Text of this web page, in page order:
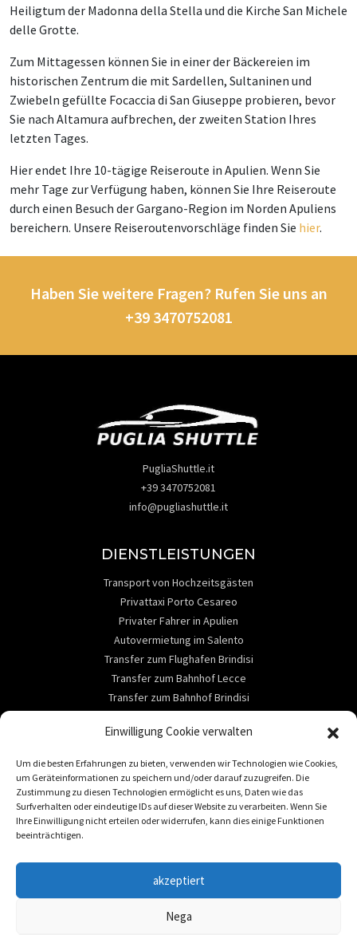
Einwilligung Cookie verwalten
Um die besten Erfahrungen zu bieten, verwenden wir Technologien wie Cookies,
um Geräteinformationen zu speichern und/oder darauf zuzugreifen. Die
Zustimmung zu diesen Technologien ermöglicht es uns, Daten wie das
Surfverhalten oder eindeutige IDs auf dieser Website zu verarbeiten. Wenn Sie
Ihre Einwilligung nicht erteilen oder widerrufen, kann dies einige Funktionen
beeinträchtigen.
akzeptiert
Nega
Heiligtum der Madonna della Stella und die Kirche San Michele
delle Grotte.
Zum Mittagessen können Sie in einer der Bäckereien im
historischen Zentrum die mit Sardellen, Sultaninen und
Zwiebeln gefüllte Focaccia di San Giuseppe probieren, bevor
Sie nach Altamura aufbrechen, der zweiten Station Ihres
letzten Tages.
Hier endet Ihre 10-tägige Reiseroute in Apulien. Wenn Sie
mehr Tage zur Verfügung haben, können Sie Ihre Reiseroute
durch einen Besuch der Gargano-Region im Norden Apuliens
bereichern. Unsere Reiseroutenvorschläge finden Sie hier.
Haben Sie weitere Fragen? Rufen Sie uns an
+39 3470752081
PugliaShuttle.it
+39 3470752081
info@pugliashuttle.it
DIENSTLEISTUNGEN
Transport von Hochzeitsgästen
Privattaxi Porto Cesareo
Privater Fahrer in Apulien
Autovermietung im Salento
Transfer zum Flughafen Brindisi
Transfer zum Bahnhof Lecce
Transfer zum Bahnhof Brindisi
ABOUT
Dienstleistungen
Reiseziele
Autovermietung im Salento
Transfer nach Sant’Isidoro
Transfer nach Gallipoli
Ciao, come possiamo aiutarti?